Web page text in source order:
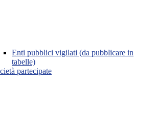
Enti pubblici vigilati (da pubblicare in
tabelle)
partecipate